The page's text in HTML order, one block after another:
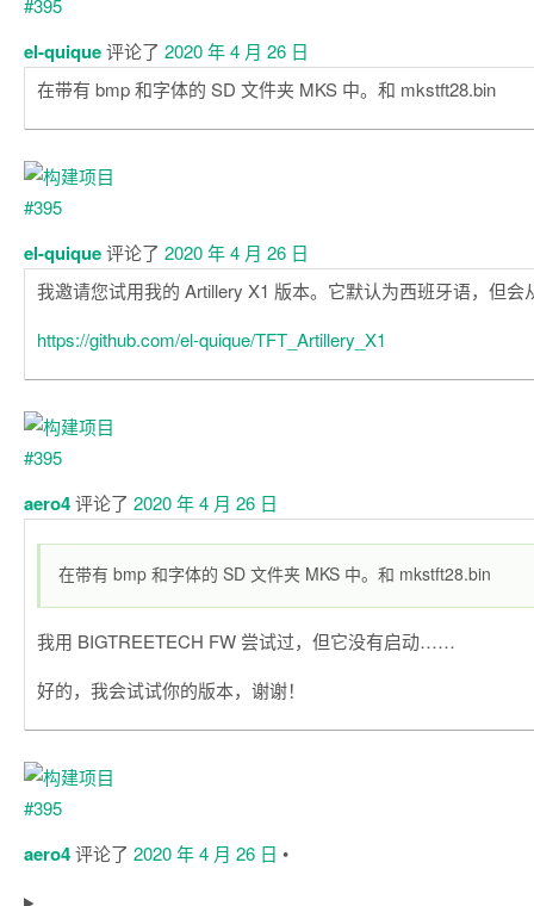
el-quique评论了 2020 年 4 月 26 日
在带有 bmp 和字体的 SD 文件夹 MKS 中。和 mkstft28.bin
el-quique评论了 2020 年 4 月 26 日
我邀请您试用我的 Artillery X1 版本。它默认为西班牙语，但会
https://github.com/el-quique/TFT_Artillery_X1
aero4评论了 2020 年 4 月 26 日
在带有 bmp 和字体的 SD 文件夹 MKS 中。和 mkstft28.bin
我用 BIGTREETECH FW 尝试过，但它没有启动……
好的，我会试试你的版本，谢谢！
aero4评论了 2020 年 4 月 26 日 •